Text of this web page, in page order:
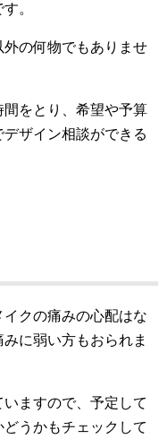
。
の何物でもありませ
をとり、希望や予算
ザイン相談ができる
クの痛みの心配はな
に弱い方もおられま
ますので、予定して
うかもチェックして